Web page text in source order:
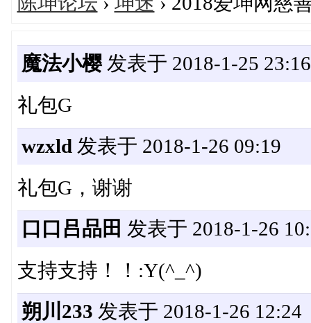
魔法小樱发表于 2018-1-25 23:16
礼包G
wzxld 发表于 2018-1-26 09:19
礼包G，谢谢
口口吕品田 发表于 2018-1-26
支持支持！！:Y(^_^)
朔川233 发表于 2018-1-26 12:24